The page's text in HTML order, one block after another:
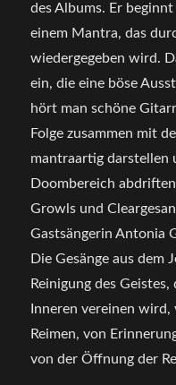
des Albums. Er
einem Mantra, das
wiedergegeben wird.
ein, die eine böse
hört man schöne
Folge zusammen mit
mantraartig darstellen
Doombereich
Growls und
Gastsängerin Antonia
Die Gesänge aus dem
Reinigung des
Inneren vereinen
Reimen, von
von der Öffnung der